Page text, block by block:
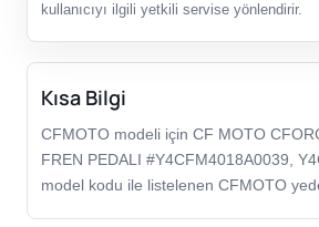
kullanıcıyı ilgili yetkili servise yönlendirir.
Kısa Bilgi
CFMOTO modeli için CF MOTO
FREN PEDALI #Y4CFM4018A0039,
model kodu ile listelenen CFMOTO